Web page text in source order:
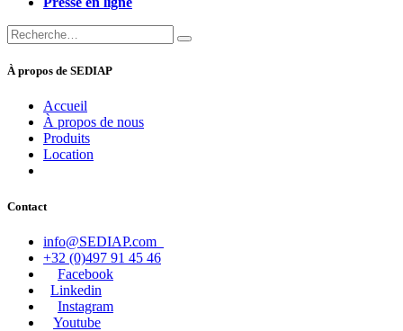
À propos de SEDIAP
Accueil
À propos de nous
Produits
Location
Contact
info@SEDIAP.com
+32 (0)497 91 45 46
Facebook
Linkedin
Instagram
Youtube